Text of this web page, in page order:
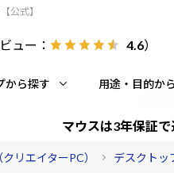
公式】
ュー： 4.6）
から探す 用途・目的か
マウスは3年保証
リエイターPC） デスクトッ